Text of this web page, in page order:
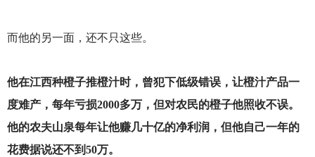
而他的另一面，还不只这些。
他在江西种橙子推橙汁时，曾犯下低级错误，让橙汁产品一
度难产，每年亏损2000多万，但对农民的橙子他照收不误。
他的农夫山泉每年让他赚几十亿的净利润，但他自己一年的
花费据说还不到50万。